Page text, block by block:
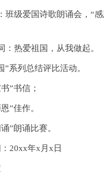
班级爱国诗歌朗诵会，“
：热爱祖国，从我做起。
”系列总结评比活动。
”书信；
”佳作。
”朗诵比赛。
20xx年x月x日